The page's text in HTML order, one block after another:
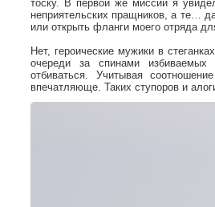
тоску. В первой же миссии я
неприятельских пращников, а те…
или открыть фланги моего отряда
Нет, героические мужики в
очереди за спинами избиваемых
отбиваться. Учитывая
впечатляюще. Таких ступоров и